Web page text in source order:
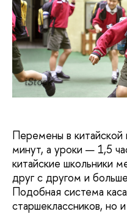
iStock
Перемены в
минут, а уроки — 1,5
китайские школьники
друг с другом и
Подобная система
старшеклассников, но